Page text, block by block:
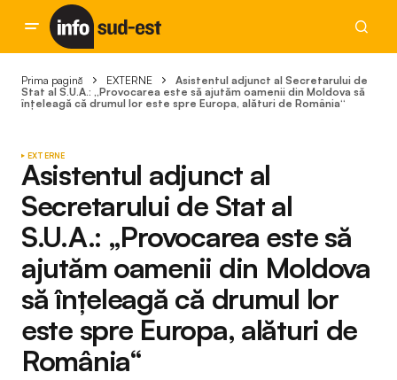
Prima pagină EXTERNE
Asistentul adjunct al Secretarului de
Stat al S.U.A.: „Provocarea este să ajutăm oamenii din Moldova să
înțeleagă că drumul lor este spre Europa, alături de România“
EXTERNE
Asistentul adjunct al
Secretarului de Stat al
S.U.A.: „Provocarea este să
ajutăm oamenii din Moldova
să înțeleagă că drumul lor
este spre Europa, alături de
România“